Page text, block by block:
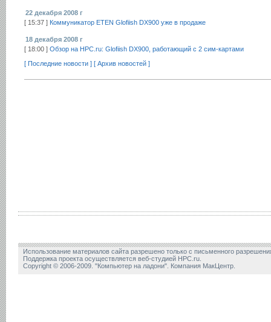
22 декабря 2008 г
[ 15:37 ] Коммуникатор ETEN Glofiish DX900 уже в продаже
18 декабря 2008 г
[ 18:00 ] Обзор на HPC.ru: Glofiish DX900, работающий с 2 сим-картами
[ Последние новости ] [ Архив новостей ]
Использование материалов сайта разрешено только с письменного
Поддержка проекта осуществляется веб-студией HPC.ru.
Copyright © 2006-2009. "Компьютер на ладони". Компания МакЦентр.